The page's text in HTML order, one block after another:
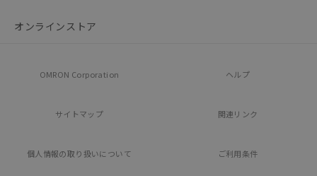
オンラインストア
OMRON Corporation ヘルプ
サイトマップ 関連リンク
個人情報の取り扱いについて ご利用条件